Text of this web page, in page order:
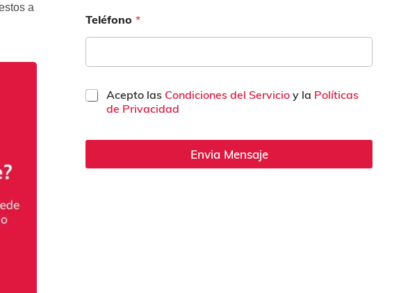
a
Teléfono*
C
a
Acepto las Condiciones del Servicioy la Políticas
de Privacidad
Envia Mensaje